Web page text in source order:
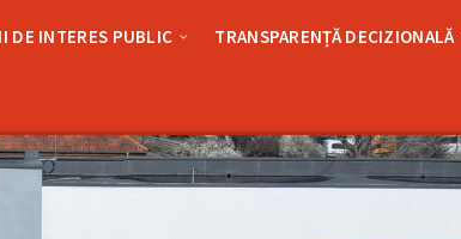
DE INTERES PUBLIC TRANSPARENȚĂ DECIZIONALĂ